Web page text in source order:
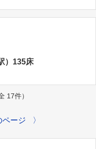
）135床
17件）
ページ 〉